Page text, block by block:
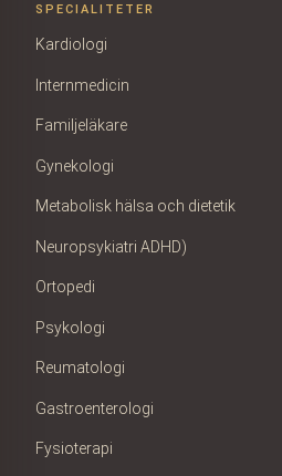
SPECIALITETER
Kardiologi
Internmedicin
Familjeläkare
Gynekologi
Metabolisk hälsa och dietetik
Neuropsykiatri ADHD)
Ortopedi
Psykologi
Reumatologi
Gastroenterologi
Fysioterapi